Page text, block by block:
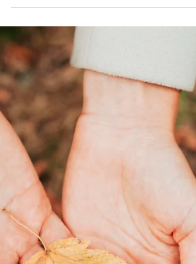
disturbo. Lo yoga può aiutare... scopri come!